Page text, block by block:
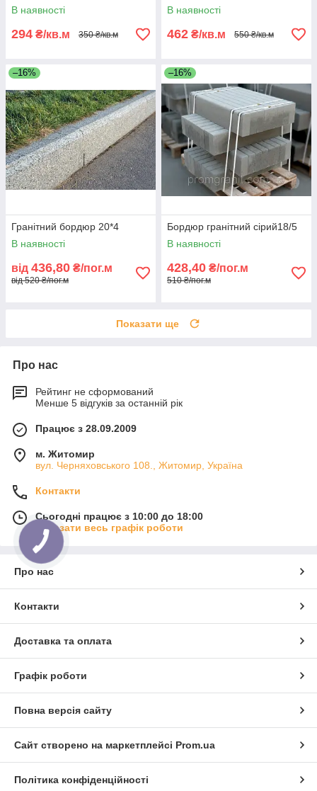
В наявності
294 ₴/кв.м 350 ₴/кв.м
В наявності
462 ₴/кв.м 550 ₴/кв.м
–16%
Гранітний бордюр 20*4
В наявності
від 436,80 ₴/пог.м
від 520 ₴/пог.м
–16%
Бордюр гранітний сірий18/5
В наявності
428,40 ₴/пог.м
510 ₴/пог.м
Показати ще
Про нас
Рейтинг не сформований
Менше 5 відгуків за останній рік
Працює з 28.09.2009
м. Житомир
вул. Черняховського 108., Житомир, Україна
Контакти
Сьогодні працює з 10:00 до 18:00
Показати весь графік роботи
Про нас
Контакти
Доставка та оплата
Графік роботи
Повна версія сайту
Сайт створено на маркетплейсі Prom.ua
Політика конфіденційності